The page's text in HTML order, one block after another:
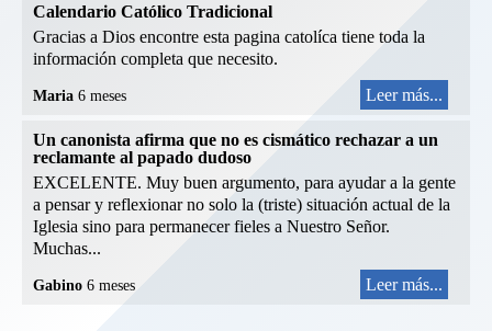
Calendario Católico Tradicional
Gracias a Dios encontre esta pagina catolíca tiene toda la
información completa que necesito.
Maria 6 meses Leer más...
Un canonista afirma que no es cismático rechazar a un
reclamante al papado dudoso
EXCELENTE. Muy buen argumento, para ayudar a la gente
a pensar y reflexionar no solo la (triste) situación actual de la
Iglesia sino para permanecer fieles a Nuestro Señor.
Muchas...
Gabino 6 meses Leer más...